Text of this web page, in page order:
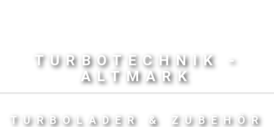
TURBOTECHNIK -
ALTMARK
TURBOLADER & ZUBEHÖR